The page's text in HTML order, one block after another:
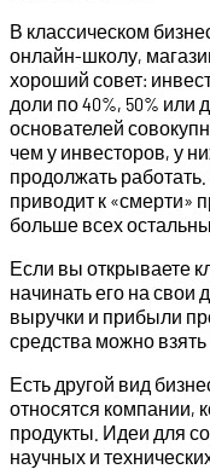
В классическом
онлайн-школу,
хороший совет:
доли по 40%, 50%
основателей
чем у инвесторов, у
продолжать
приводит к «смерти»
больше всех
Если вы открываете
начинать его на свои
выручки и прибыли
средства можно
Есть другой вид
относятся компании,
продукты. Идеи для
научных и